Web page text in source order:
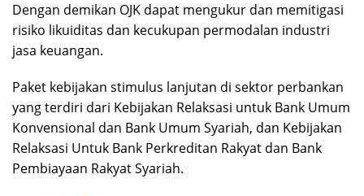
Dengan demikan OJK dapat mengukur dan memitigasi
risiko likuiditas dan kecukupan permodalan industri
jasa keuangan.
Paket kebijakan stimulus lanjutan di sektor perbankan
yang terdiri dari Kebijakan Relaksasi untuk Bank Umum
Konvensional dan Bank Umum Syariah, dan Kebijakan
Relaksasi Untuk Bank Perkreditan Rakyat dan Bank
Pembiayaan Rakyat Syariah.